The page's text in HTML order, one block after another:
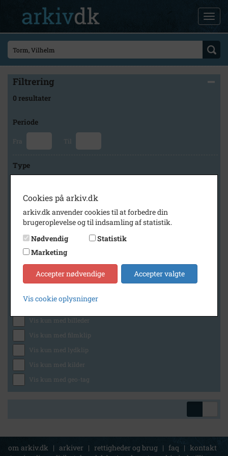
Filtrering
0 resultater
Periode
Fra Til
Type
Arkiv
Stevns Lokalhistoriske Arkiv
Generelt
Vis kun med billeder
Vis kun med filmklip
Vis kun med lydklip
Vis kun med kilder
Vis kun med geo-tag
om arkiv.dk | arkiver | rettigheder og brug | faq | kontakt
Cookies på arkiv.dk
arkiv.dk anvender cookies til at forbedre din
brugeroplevelse og til indsamling af statistik.
Nødvendig
Statistik
Marketing
Accepter nødvendige Accepter valgte
Vis cookie oplysninger